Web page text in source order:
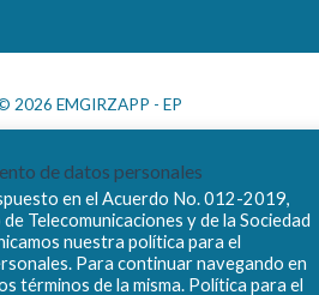
2026 EMGIRZAPP - EP
de datos personales
en el Acuerdo No. 012-2019,
Telecomunicaciones y de la Sociedad
nuestra política para el
Para continuar navegando en
términos de la misma. Política para el